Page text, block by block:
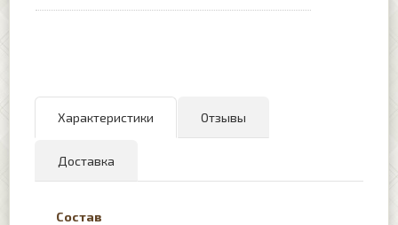
Характеристики Отзывы
Доставка
Состав